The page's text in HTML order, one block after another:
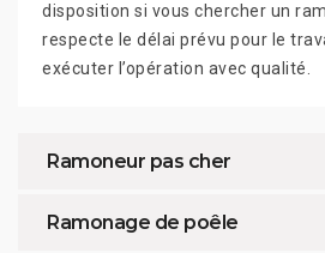
disposition si vous chercher un
respecte le délai prévu pour le
exécuter l’opération avec qualité.
Ramoneur pas cher
Ramonage de poêle